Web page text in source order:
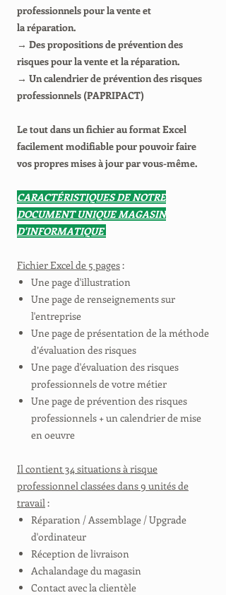
professionnels pour la vente et
la réparation.
→ Des propositions de prévention des
risques pour la vente et la réparation.
→ Un calendrier de prévention des risques
professionnels (PAPRIPACT)
Le tout dans un fichier au format Excel
facilement modifiable pour pouvoir faire
vos propres mises à jour par vous-même.
CARACTÉRISTIQUES DE NOTRE
DOCUMENT UNIQUE MAGASIN
D'INFORMATIQUE
Fichier Excel de 5 pages:
Une page d'illustration
Une page de renseignements sur
l'entreprise
Une page de présentation de la méthode
d’évaluation des risques
Une page d'évaluation des risques
professionnels de votre métier
Une page de prévention des risques
professionnels + un calendrier de mise
en oeuvre
Il contient 34 situations à risque
professionnel classées dans 9 unités de
travail:
Réparation / Assemblage / Upgrade
d'ordinateur
Réception de livraison
Achalandage du magasin
Contact avec la clientèle